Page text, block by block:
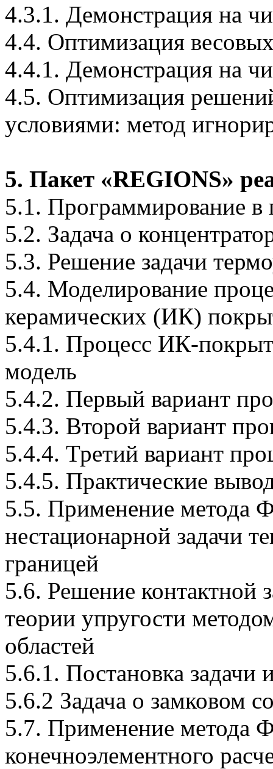
4.3.1. Демонстрация на
4.4. Оптимизация
4.4.1. Демонстрация на
4.5. Оптимизация
условиями: метод
5. Пакет «REGIONS»
5.1. Программирование в
5.2. Задача о
5.3. Решение задачи
5.4. Моделирование
керамических (ИК)
5.4.1. Процесс ИК-
модель
5.4.2. Первый вариант
5.4.3. Второй вариант
5.4.4. Третий вариант
5.4.5. Практические
5.5. Применение метода
нестационарной задачи
границей
5.6. Решение контактной
теории упругости
областей
5.6.1. Постановка задачи
5.6.2 Задача о замковом
5.7. Применение метода
конечноэлементного